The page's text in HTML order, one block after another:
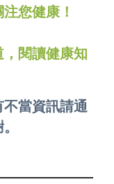
您健康！
閱讀健康知
當資訊請通